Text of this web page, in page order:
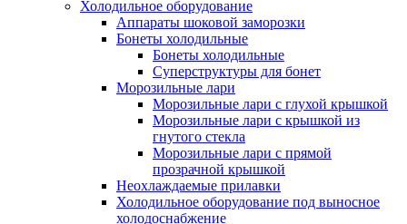
Холодильное оборудование
Аппараты шоковой заморозки
Бонеты холодильные
Бонеты холодильные
Суперструктуры для бонет
Морозильные лари
Морозильные лари с глухой крышкой
Морозильные лари с крышкой из
гнутого стекла
Морозильные лари с прямой
прозрачной крышкой
Неохлаждаемые прилавки
Холодильное оборудование под выносное
холодоснабжение